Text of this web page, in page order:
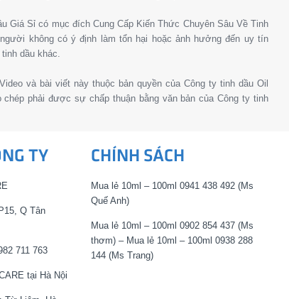
Giá Sỉ có mục đích Cung Cấp Kiến Thức Chuyên Sâu Về Tinh
không có ý định làm tổn hại hoặc ảnh hưởng đến uy tín
dầu khác.
và bài viết này thuộc bản quyền của Công ty tinh dầu Oil
chép phải được sự chấp thuận bằng văn bản của Công ty tinh
TY
Q Tân
711 763
tại Hà Nội
CHÍNH SÁCH
Mua lẻ 10ml – 100ml 0941 438 492 (Ms
Quế Anh)
Mua lẻ 10ml – 100ml 0902 854 437 (Ms
thơm) – Mua lẻ 10ml – 100ml 0938 288
144 (Ms Trang)